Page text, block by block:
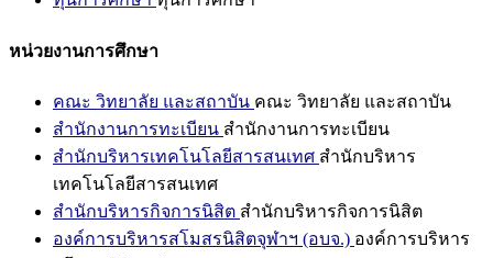
หน่วยงานการศึกษา
คณะ วิทยาลัย และสถาบัน คณะ วิทยาลัย และสถาบัน
สำนักงานการทะเบียน สำนักงานการทะเบียน
สำนักบริหารเทคโนโลยีสารสนเทศ สำนักบริหาร
เทคโนโลยีสารสนเทศ
สำนักบริหารกิจการนิสิต สำนักบริหารกิจการนิสิต
องค์การบริหารสโมสรนิสิตจุฬาฯ (อบจ.) องค์การบริหาร